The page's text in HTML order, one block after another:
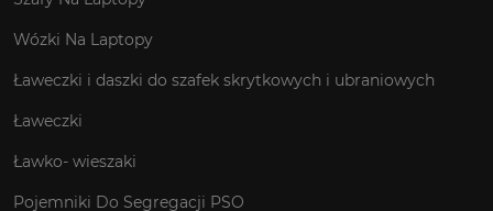
Wózki Na Laptopy
Ławeczki i daszki do szafek skrytkowych i ubraniowych
Ławeczki
Ławko- wieszaki
Pojemniki Do Segregacji PSO